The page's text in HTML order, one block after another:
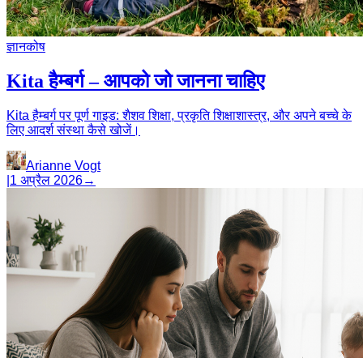
ज्ञानकोष
Kita हैम्बर्ग – आपको जो जानना चाहिए
Kita हैम्बर्ग पर पूर्ण गाइड: शैशव शिक्षा, प्रकृति शिक्षाशास्त्र, और अपने बच्चे के
लिए आदर्श संस्था कैसे खोजें।
Arianne Vogt
1 अप्रैल 2026→